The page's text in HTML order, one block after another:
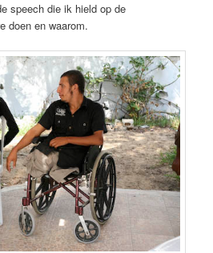
speech die ik hield op de
doen en waarom.